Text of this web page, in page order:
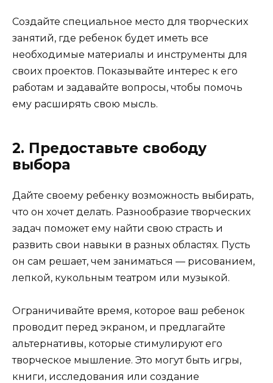
Создайте специальное место для творческих
занятий, где ребенок будет иметь все
необходимые материалы и инструменты для
своих проектов. Показывайте интерес к его
работам и задавайте вопросы, чтобы помочь
ему расширять свою мысль.
2. Предоставьте свободу
выбора
Дайте своему ребенку возможность выбирать,
что он хочет делать. Разнообразие творческих
задач поможет ему найти свою страсть и
развить свои навыки в разных областях. Пусть
он сам решает, чем заниматься — рисованием,
лепкой, кукольным театром или музыкой.
Ограничивайте время, которое ваш ребенок
проводит перед экраном, и предлагайте
альтернативы, которые стимулируют его
творческое мышление. Это могут быть игры,
книги, исследования или создание